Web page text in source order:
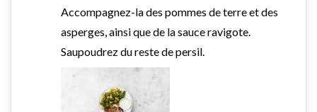
Accompagnez-la des pommes de terre et des
asperges, ainsi que de la sauce ravigote.
Saupoudrez du reste de persil.